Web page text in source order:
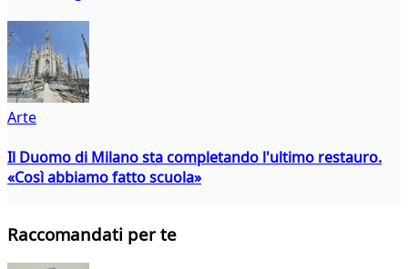
Arte
Il Duomo di Milano sta completando l'ultimo restauro.
«Così abbiamo fatto scuola»
Raccomandati per te